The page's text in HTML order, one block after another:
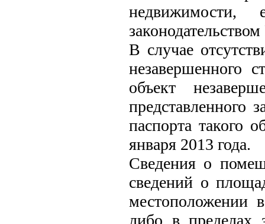
недвижимости,
В случае
незавершенного
объект
представленного
паспорта такого
января 2013 года.
Сведения о
сведений о
местоположении
либо в пределах